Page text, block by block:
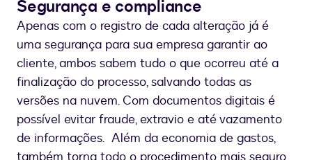
Segurança e compliance
Apenas com o registro de cada alteração já é
uma segurança para sua empresa garantir ao
cliente, ambos sabem tudo o que ocorreu até a
finalização do processo, salvando todas as
versões na nuvem. Com documentos digitais é
possível evitar fraude, extravio e até vazamento
de informações. Além da economia de gastos,